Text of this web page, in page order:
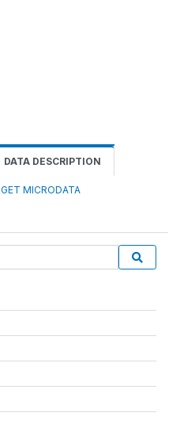
DATA DESCRIPTION
GET MICRODATA